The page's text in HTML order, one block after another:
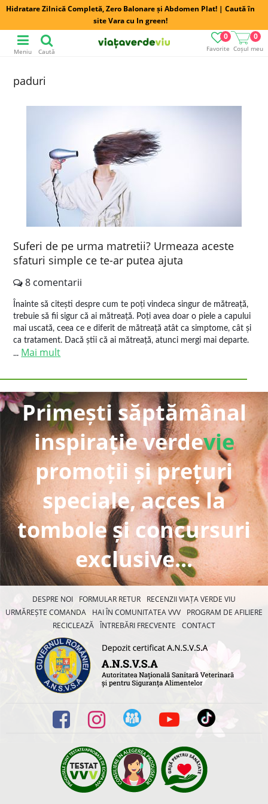
Hidratare Zilnică Completă, Zero Balonare și Abdomen Plat! | Caută în
site Vara cu In green!
Favorite
0
Coșul meu
0
Meniu Caută
paduri
Suferi de pe urma matretii? Urmeaza aceste
sfaturi simple ce te-ar putea ajuta
8 comentarii
Înainte să citești despre cum te poți vindeca singur de mătreață,
trebuie să fii sigur că ai mătreață. Poți avea doar o piele a capului
mai uscată, ceea ce e diferit de mătreață atât ca simptome, cât și
ca tratament. Dacă știi că ai mătreață, atunci mergi mai departe.
... Mai mult
Primești săptămânal
inspirație verdevie
promoții și prețuri
speciale, acces la
tombole și concursuri
exclusive...
DESPRE NOI FORMULAR RETUR
RECENZII VIAȚA VERDE VIU
URMĂREȘTE COMANDA
HAI ÎN COMUNITATEA VVV
PROGRAM DE AFILIERE
RECICLEAZĂ ÎNTREBĂRI FRECVENTE CONTACT